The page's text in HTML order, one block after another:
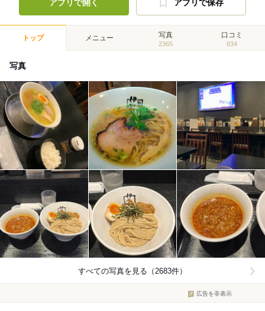
アプリで開く アプリで保存
トップ メニュー 写真
2365
口コミ
834
写真
すべての写真を見る（2683件）
広告を非表示